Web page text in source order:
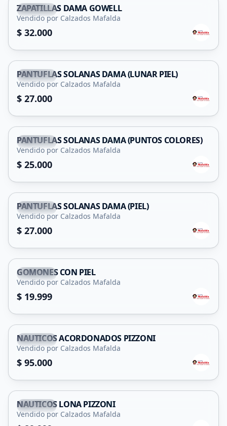
Capital
ZAPATILLAS DAMA GOWELL
Vendido por Calzados Mafalda
$ 32.000
Capital
PANTUFLAS SOLANAS DAMA (LUNAR PIEL)
Vendido por Calzados Mafalda
$ 27.000
Capital
PANTUFLAS SOLANAS DAMA (PUNTOS COLORES)
Vendido por Calzados Mafalda
$ 25.000
Capital
PANTUFLAS SOLANAS DAMA (PIEL)
Vendido por Calzados Mafalda
$ 27.000
Capital
GOMONES CON PIEL
Vendido por Calzados Mafalda
$ 19.999
Capital
NAUTICOS ACORDONADOS PIZZONI
Vendido por Calzados Mafalda
$ 95.000
Capital
NAUTICOS LONA PIZZONI
Vendido por Calzados Mafalda